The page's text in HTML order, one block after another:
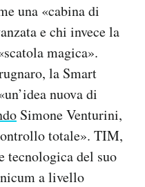
una «cabina di
e chi invece la
magica».
la Smart
nuova di
Simone Venturini,
totale». TIM,
tecnologica del suo
a livello